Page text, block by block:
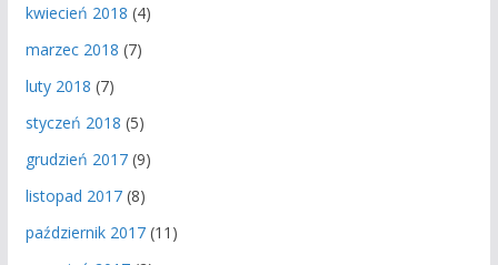
kwiecień 2018 (4)
marzec 2018 (7)
luty 2018 (7)
styczeń 2018 (5)
grudzień 2017(9)
listopad 2017(8)
październik 2017(11)